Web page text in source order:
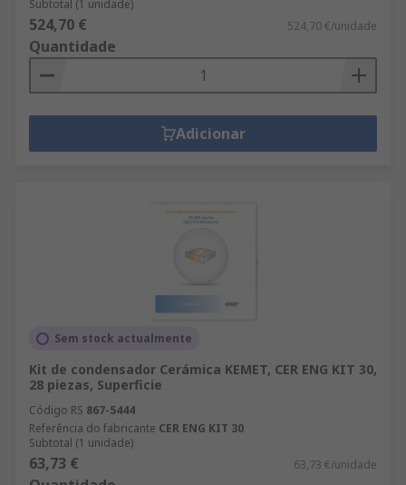
Subtotal (1 unidade)
524,70 € 524,70 €/unidade
Quantidade
Adicionar
Sem stock actualmente
Kit de condensador Cerámica KEMET, CER ENG KIT 30,
28 piezas, Superficie
Código RS 867-5444
Referência do fabricante CER ENG KIT 30
Subtotal (1 unidade)
63,73 € 63,73 €/unidade